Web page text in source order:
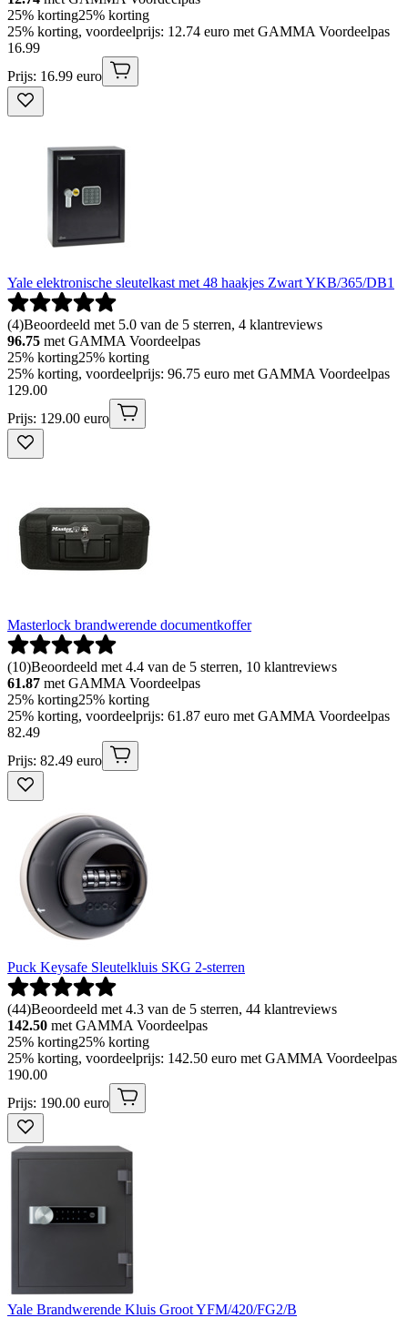
25% korting25% korting
25% korting, voordeelprijs: 12.74 euro met GAMMA Voordeelpas
16.99
Prijs: 16.99 euro
Yale elektronische sleutelkast met 48 haakjes Zwart YKB/365/DB1
(4)Beoordeeld met 5.0 van de 5 sterren, 4 klantreviews
96.75 met GAMMA Voordeelpas
25% korting25% korting
25% korting, voordeelprijs: 96.75 euro met GAMMA Voordeelpas
129.00
Prijs: 129.00 euro
Masterlock brandwerende documentkoffer
(10)Beoordeeld met 4.4 van de 5 sterren, 10 klantreviews
61.87 met GAMMA Voordeelpas
25% korting25% korting
25% korting, voordeelprijs: 61.87 euro met GAMMA Voordeelpas
82.49
Prijs: 82.49 euro
Puck Keysafe Sleutelkluis SKG 2-sterren
(44)Beoordeeld met 4.3 van de 5 sterren, 44 klantreviews
142.50 met GAMMA Voordeelpas
25% korting25% korting
25% korting, voordeelprijs: 142.50 euro met GAMMA Voordeelpas
190.00
Prijs: 190.00 euro
Yale Brandwerende Kluis Groot YFM/420/FG2/B